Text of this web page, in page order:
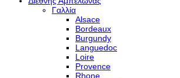
Γαλλία
Alsace
Bordeaux
Burgundy
Languedoc
Loire
Provence
Rhone